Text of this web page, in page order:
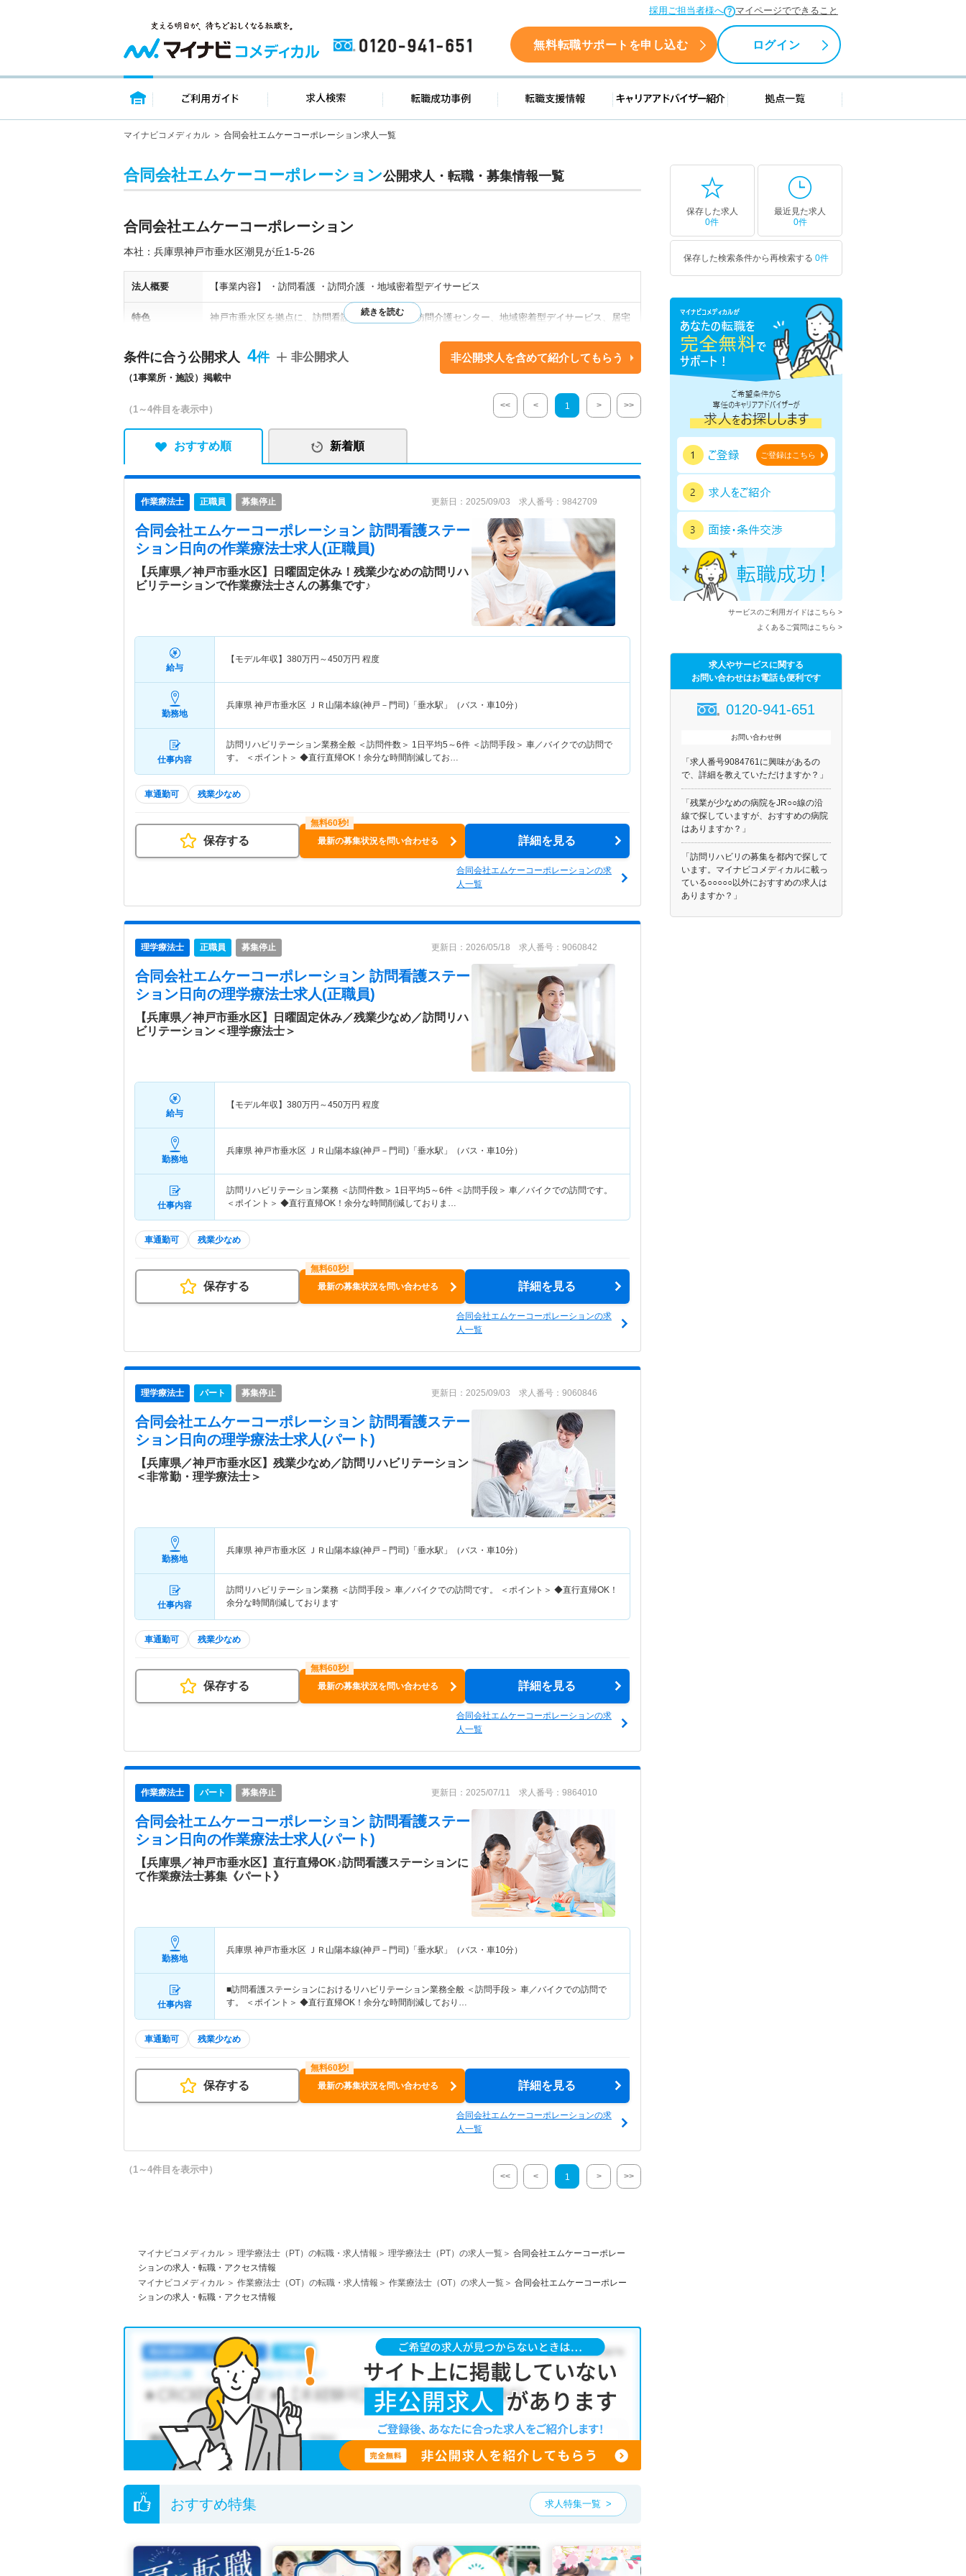
採用ご担当者様へ マイページでできること
0120-941-651 無料転職サポートを申し込む ログイン
トップページ ご利用ガイド 求人検索 転職成功事例 転職支援情報 キャリアアドバイザー紹介 拠点一覧
マイナビコメディカル 合同会社エムケーコーポレーション求人一覧
合同会社エムケーコーポレーション公開求人・転職・募集情報一覧
合同会社エムケーコーポレーション
本社：兵庫県神戸市垂水区潮見が丘1-5-26
法人概要 【事業内容】 ・訪問看護 ・訪問介護 ・地域密着型デイサービス
特色
神戸市垂水区を拠点に、訪問看護ステーション、訪問介護センター、地域密着型デイサービス、居宅
み慣れた地域での生活を支援する体制を整えています。職員は継続的な研鑽を重ね、利用者が自分ら
しく生きがいを持って過ごせる環境づくりに取り組むとともに、個人情報の適切な保護にも努めてい
る企業です。
条件に合う公開求人 4
（1事業所・施設）掲載中
非公開求人 非公開求人を含めて紹介してもらう
（1～4件目を表示中） << < 1 > >>
おすすめ順 新着順
作業療法士 正職員 募集停止 更新日：2025/09/03 求人番号：9842709
合同会社エムケーコーポレーション 訪問看護ステー
ション日向の作業療法士求人(正職員)
【兵庫県／神戸市垂水区】日曜固定休み！残業少なめの訪問リハ
ビリテーションで作業療法士さんの募集です♪
給与
【モデル年収】 380万円～450万円 程度
勤務地
兵庫県 神戸市垂水区 ＪＲ山陽本線(神戸－門司)「垂水駅」（バス・車10分）
仕事内容
訪問リハビリテーション業務全般 ＜訪問件数＞ 1日平均5～6件 ＜訪問手段＞ 車／バイクでの訪問で
す。 ＜ポイント＞ ◆直行直帰OK！余分な時間削減してお…
車通勤可 残業少なめ
保存する 最新の募集状況を問い合わせる 詳細を見る
合同会社エムケーコーポレーションの求
人一覧
理学療法士 正職員 募集停止 更新日：2026/05/18 求人番号：9060842
合同会社エムケーコーポレーション 訪問看護ステー
ション日向の理学療法士求人(正職員)
【兵庫県／神戸市垂水区】日曜固定休み／残業少なめ／訪問リハ
ビリテーション＜理学療法士＞
給与
【モデル年収】 380万円～450万円 程度
勤務地
兵庫県 神戸市垂水区 ＪＲ山陽本線(神戸－門司)「垂水駅」（バス・車10分）
仕事内容
訪問リハビリテーション業務 ＜訪問件数＞ 1日平均5～6件 ＜訪問手段＞ 車／バイクでの訪問です。
＜ポイント＞ ◆直行直帰OK！余分な時間削減しておりま…
車通勤可 残業少なめ
保存する 最新の募集状況を問い合わせる 詳細を見る
合同会社エムケーコーポレーションの求
人一覧
理学療法士 パート 募集停止 更新日：2025/09/03 求人番号：9060846
合同会社エムケーコーポレーション 訪問看護ステー
ション日向の理学療法士求人(パート)
【兵庫県／神戸市垂水区】残業少なめ／訪問リハビリテーション
＜非常勤・理学療法士＞
勤務地
兵庫県 神戸市垂水区 ＪＲ山陽本線(神戸－門司)「垂水駅」（バス・車10分）
仕事内容
訪問リハビリテーション業務 ＜訪問手段＞ 車／バイクでの訪問です。 ＜ポイント＞ ◆直行直帰OK！
余分な時間削減しております
車通勤可 残業少なめ
保存する 最新の募集状況を問い合わせる 詳細を見る
合同会社エムケーコーポレーションの求
人一覧
作業療法士 パート 募集停止 更新日：2025/07/11 求人番号：9864010
合同会社エムケーコーポレーション 訪問看護ステー
ション日向の作業療法士求人(パート)
【兵庫県／神戸市垂水区】直行直帰OK♪訪問看護ステーションに
て作業療法士募集《パート》
勤務地
兵庫県 神戸市垂水区 ＪＲ山陽本線(神戸－門司)「垂水駅」（バス・車10分）
仕事内容
■訪問看護ステーションにおけるリハビリテーション業務全般 ＜訪問手段＞ 車／バイクでの訪問で
す。 ＜ポイント＞ ◆直行直帰OK！余分な時間削減しており…
車通勤可 残業少なめ
保存する 最新の募集状況を問い合わせる 詳細を見る
合同会社エムケーコーポレーションの求
人一覧
（1～4件目を表示中）
<< < 1 > >>
マイナビコメディカル 理学療法士（PT）の転職・求人情報 理学療法士（PT）の求人一覧
合同会社エムケーコーポレー
ションの求人・転職・アクセス情報
マイナビコメディカル
作業療法士（OT）の転職・求人情報 作業療法士（OT）の求人一覧
合同会社エムケーコーポレー
ションの求人・転職・アクセス情報
おすすめ特集 求人特集一覧
保存した求人
0件
最近見た求人
0件
保存した検索条件から再検索する 0件
ご登録はこちら
サービスのご利用ガイドはこちら >
よくあるご質問はこちら >
求人やサービスに関する
お問い合わせはお電話も便利です
0120-941-651
お問い合わせ例
「求人番号9084761に興味があるの
で、詳細を教えていただけますか？」
「残業が少なめの病院をJR○○線の沿
線で探していますが、おすすめの病院
はありますか？」
「訪問リハビリの募集を都内で探して
います。マイナビコメディカルに載っ
ている○○○○○以外におすすめの求人は
ありますか？」